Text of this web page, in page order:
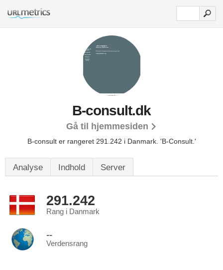
B-consult.dk
Gå til hjemmesiden
B-consult er rangeret 291.242 i Danmark. 'B-Consult.'
Analyse Indhold Server
291.242
Rang i Danmark
--
Verdensrang